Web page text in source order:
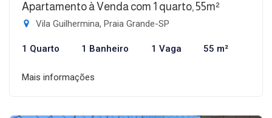
Apartamento à Venda com 1 quarto, 55m²
Vila Guilhermina, Praia Grande-SP
1 Quarto 1 Banheiro 1 Vaga 55 m²
Mais informações